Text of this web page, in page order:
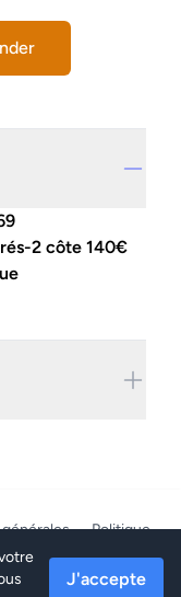
J'accepte
2 côte 140€
Politique